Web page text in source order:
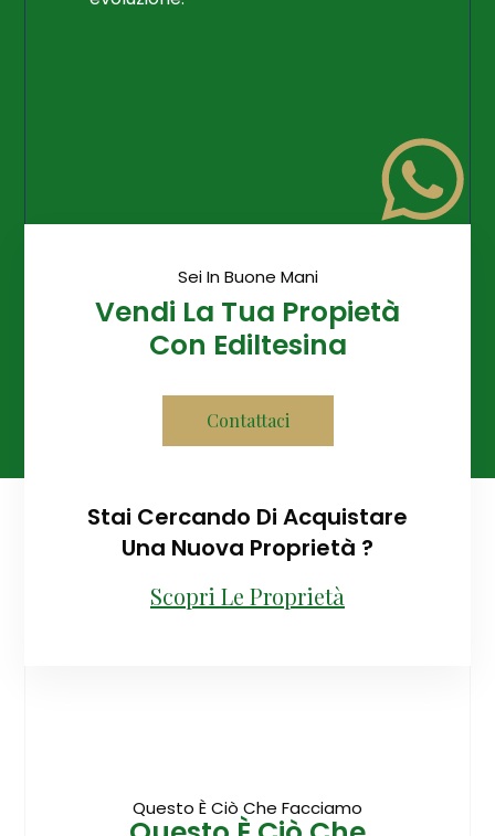
Sei In Buone Mani
Vendi La Tua Propietà
Con Ediltesina
Contattaci
Stai Cercando Di Acquistare
Una Nuova Proprietà ?
Scopri Le Proprietà
Questo È Ciò Che Facciamo